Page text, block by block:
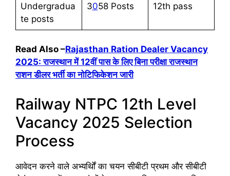
Undergradua
te posts
3058 Posts 12th pass
Read Also –Rajasthan Ration Dealer Vacancy
2025: राजस्थान में 12वीं पास के लिए बिना परीक्षा राजस्थान
राशन डीलर भर्ती का नोटिफिकेशन जारी
Railway NTPC 12th Level
Vacancy 2025 Selection
Process
आवेदन करने वाले अभ्यर्थिों का चयन सीबीटी प्रथम और सीबीटी